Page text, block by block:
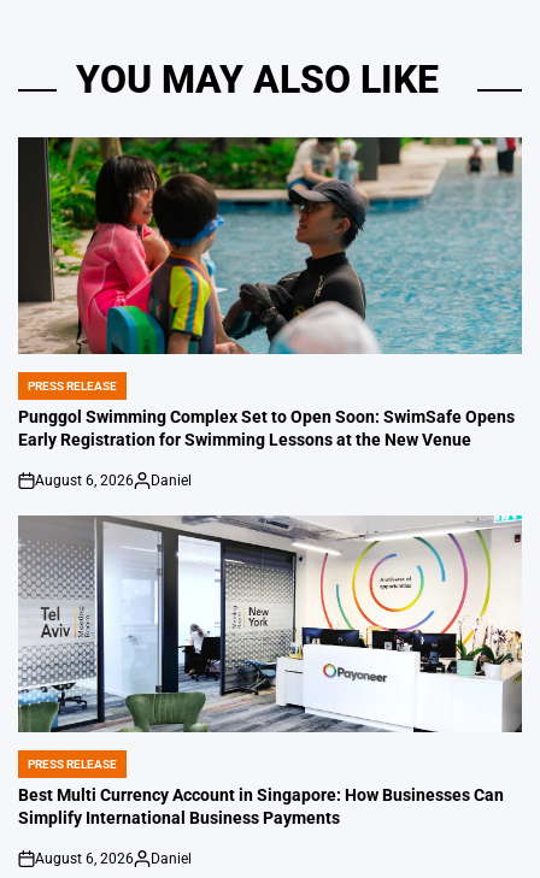
YOU MAY ALSO LIKE
POSTED
IN
PRESS RELEASE
Punggol Swimming Complex Set to Open Soon: SwimSafe Opens
Early Registration for Swimming Lessons at the New Venue
on
August 6, 2026
Posted
Daniel
POSTED
IN
PRESS RELEASE
Best Multi Currency Account in Singapore: How Businesses Can
Simplify International Business Payments
on
August 6, 2026
Posted
Daniel